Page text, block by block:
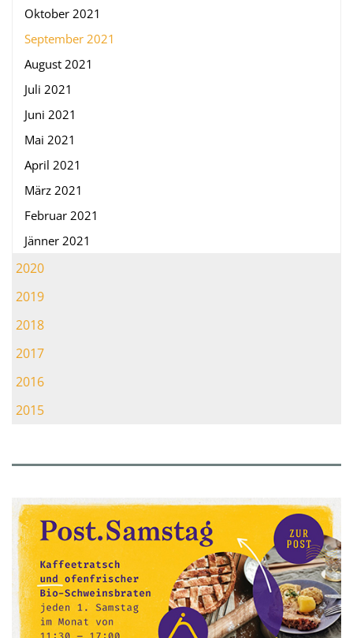
Oktober 2021
September 2021
August 2021
Juli 2021
Juni 2021
Mai 2021
April 2021
März 2021
Februar 2021
Jänner 2021
2020
2019
2018
2017
2016
2015